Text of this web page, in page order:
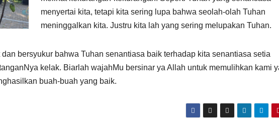
menyertai kita, tetapi kita sering lupa bahwa seolah-olah Tuhan
meninggalkan kita. Justru kita lah yang sering melupakan Tuhan.
bersyukur bahwa Tuhan senantiasa baik terhadap kita senantiasa setia
kelak. Biarlah wajahMu bersinar ya Allah untuk memulihkan kami
buah-buah yang baik.